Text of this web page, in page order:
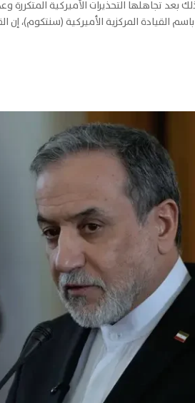
بعد تجاهلها التحذيرات الأميركية المتكررة
القيادة المركزية الأميركية (سنتكوم)، إن